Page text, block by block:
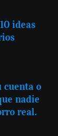
ideas
cuenta o
nadie
real.